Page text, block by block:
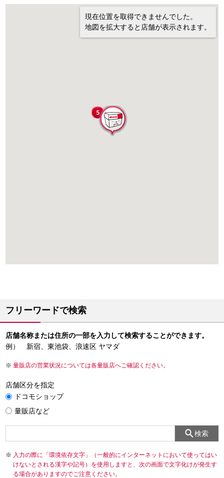
現在位置を取得できませんでした。
地図を拡大すると店舗が表示されます。
フリーワードで検索
店舗名称または住所の一部を入力して検索することができます。
例） 新宿、東池袋、浪速区 ヤマダ
量販店の営業状況については各量販店へご確認ください。
店舗区分を指定
ドコモショップ
量販店など
検索
入力の際に「環境依存文字」（一般的にインターネットにおいて使ってはい
けないとされる漢字や記号）を使用しますと、次の画面で文字化けが発生す
る場合がありますのでご注意ください。